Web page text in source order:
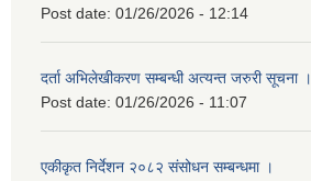
Post date: 01/26/2026 - 12:14
दर्ता अभिलेखीकरण सम्बन्धी अत्यन्‍त जरुरी सूचना ।
Post date: 01/26/2026 - 11:07
एकीकृत निर्देशन २०८२ संसोधन सम्बन्धमा ।